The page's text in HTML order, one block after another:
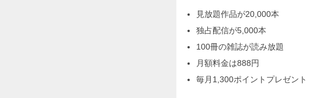
見放題作品が20,000本
独占配信が5,000本
100冊の雑誌が読み放題
月額料金は888円
毎月1,300ポイントプレゼント